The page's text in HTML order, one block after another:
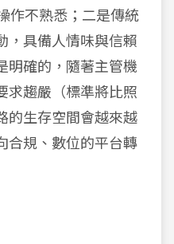
作不熟悉；二是傳統
，具備人情味與信賴
明確的，隨著主管機
求趨嚴（標準將比照
的生存空間會越來越
合規、數位的平台轉